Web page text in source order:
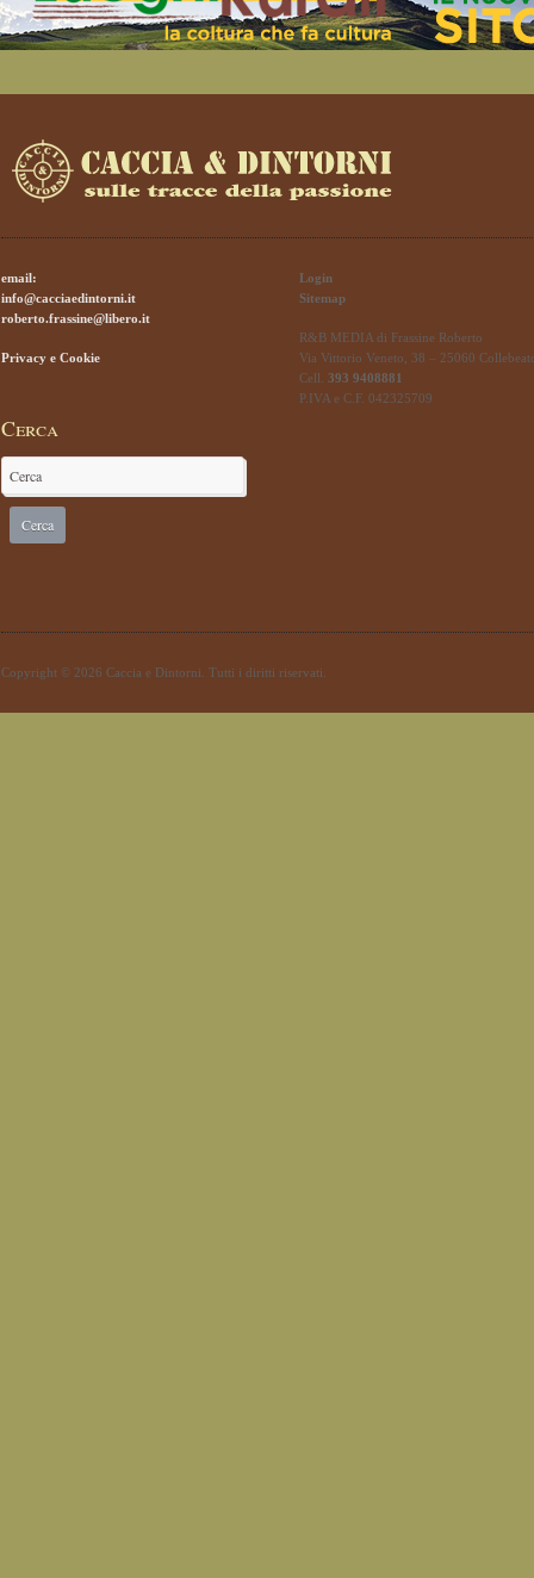
email:
info@cacciaedintorni.it
roberto.frassine@libero.it
Privacy e Cookie
Cerca
Login
Sitemap
R&B MEDIA di Frassine Roberto
Via Vittorio Veneto, 38 – 25060
Cell. 393 9408881
P.IVA e C.F. 042325709
Copyright © 2026 Caccia e Dintorni. Tutti i diritti riservati.